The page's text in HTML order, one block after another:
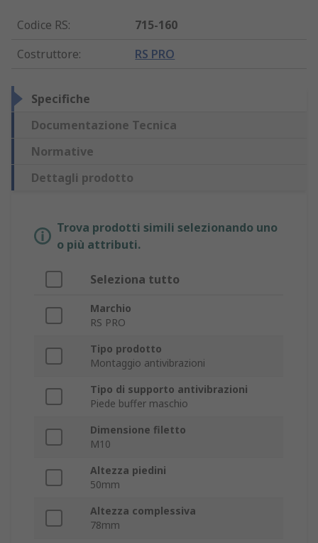
Codice RS:
715-160
Costruttore: RS PRO
Specifiche
Documentazione Tecnica
Normative
Dettagli prodotto
Trova prodotti simili selezionando uno
o più attributi.
Seleziona tutto
Marchio
RS PRO
Tipo prodotto
Montaggio antivibrazioni
Tipo di supporto antivibrazioni
Piede buffer maschio
Dimensione filetto
M10
Altezza piedini
50mm
Altezza complessiva
78mm